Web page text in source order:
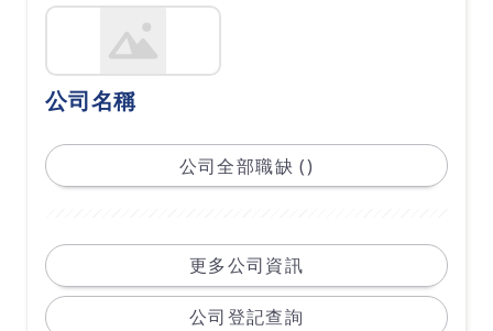
公司名稱
公司全部職缺 ()
更多公司資訊
公司登記查詢